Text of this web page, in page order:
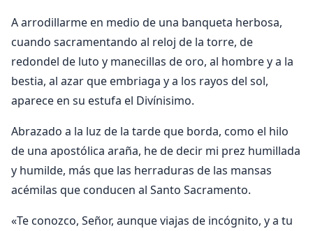
A arrodillarme en medio de una banqueta herbosa,
cuando sacramentando al reloj de la torre, de
redondel de luto y manecillas de oro, al hombre y a la
bestia, al azar que embriaga y a los rayos del sol,
aparece en su estufa el Divínisimo.
Abrazado a la luz de la tarde que borda, como el hilo
de una apostólica araña, he de decir mi prez humillada
y humilde, más que las herraduras de las mansas
acémilas que conducen al Santo Sacramento.
«Te conozco, Señor, aunque viajas de incógnito, y a tu